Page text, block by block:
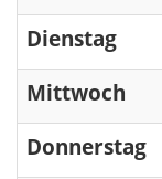
Dienstag
Mittwoch
Donnerstag